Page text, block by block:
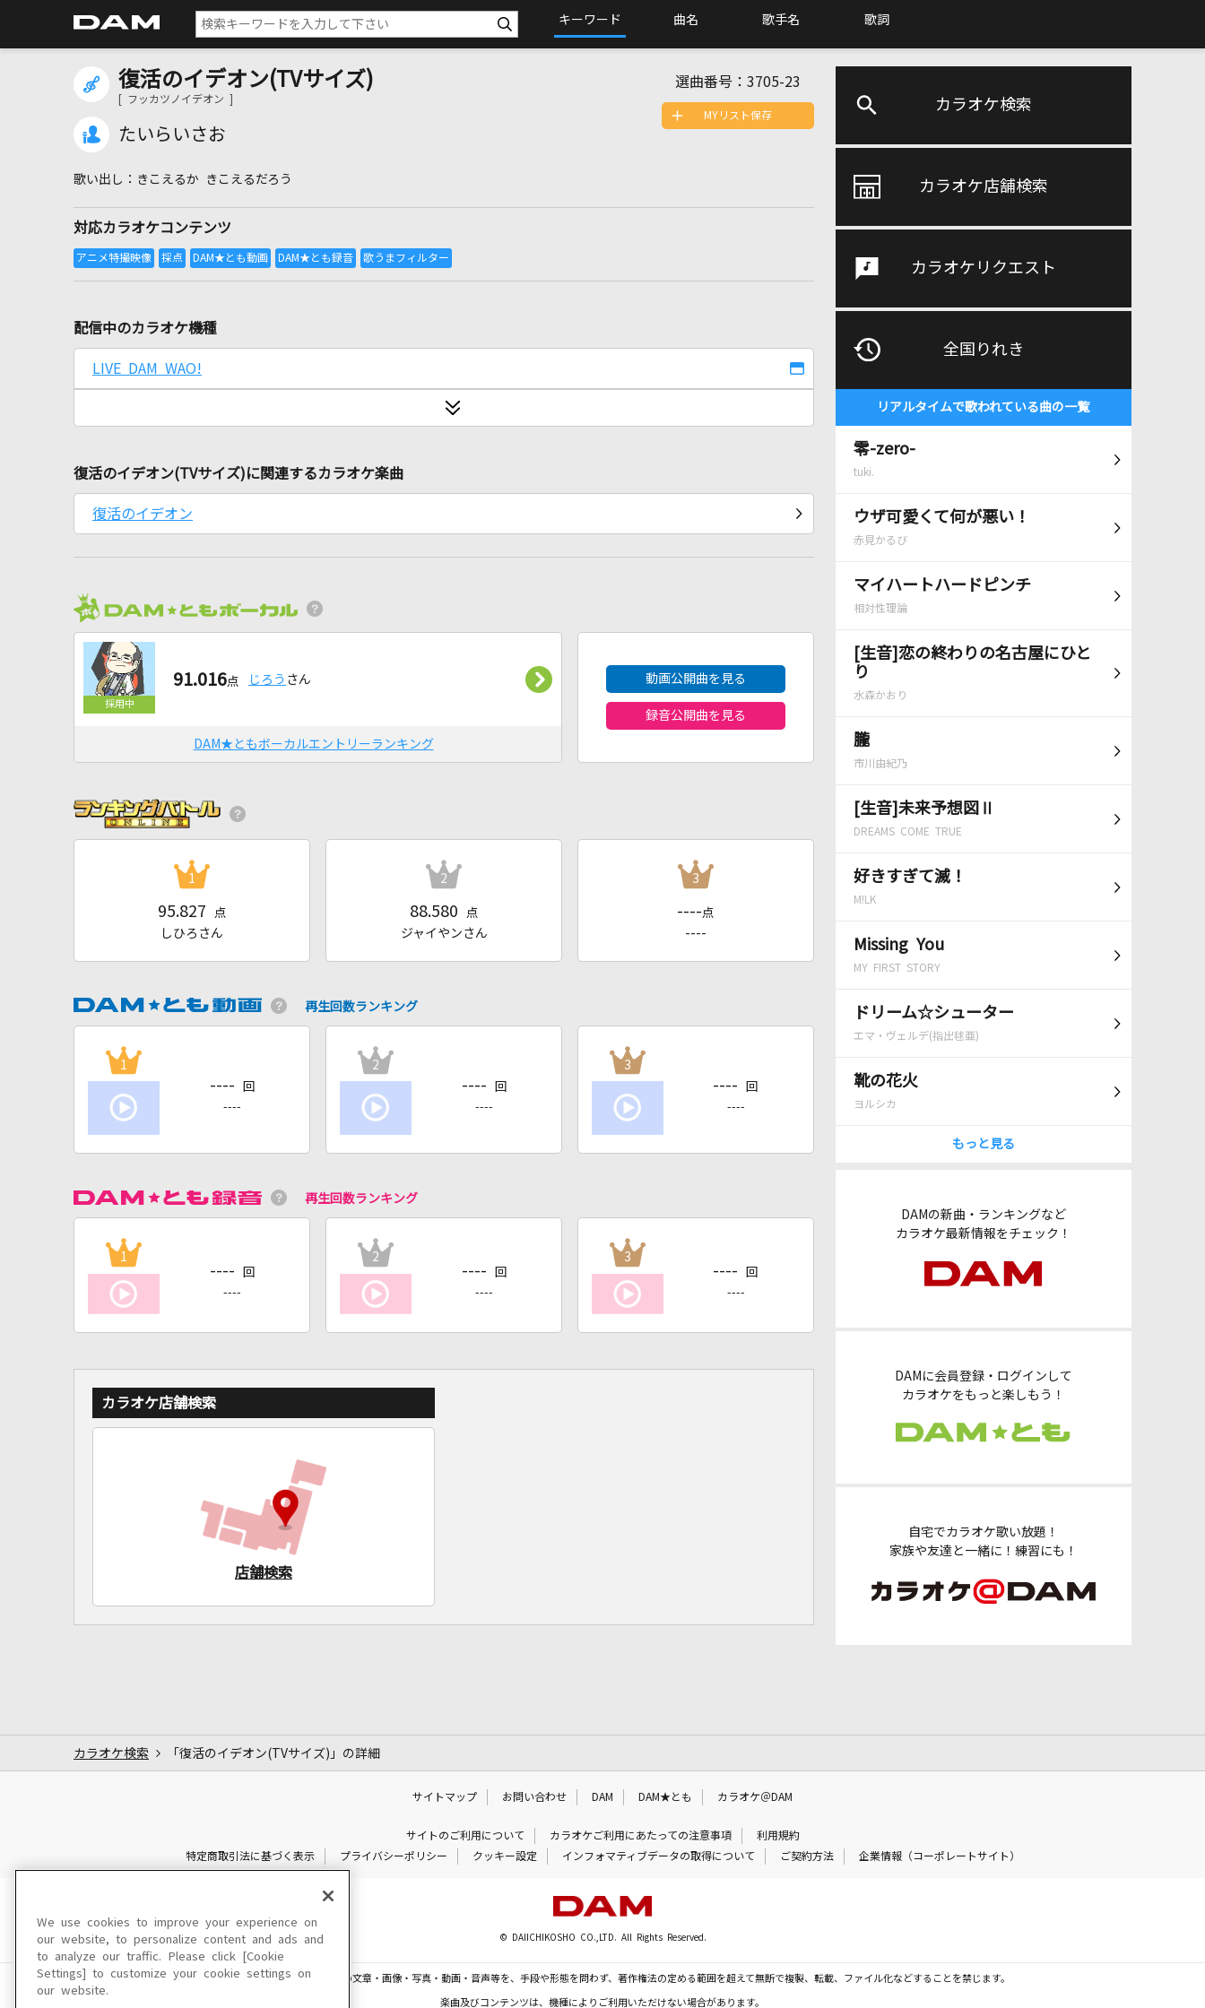
キーワード 曲名 歌手名 歌詞
カラオケ検索
カラオケ店舗検索
カラオケリクエスト
全国りれき
リアルタイムで歌われている曲の一覧
零-zero-
tuki.
ウザ可愛くて何が悪い！
赤見かるび
マイハートハードピンチ
相対性理論
[生音]恋の終わりの名古屋にひと
り
水森かおり
朧
市川由紀乃
[生音]未来予想図Ⅱ
DREAMS COME TRUE
好きすぎて滅！
M!LK
Missing You
MY FIRST STORY
ドリーム☆シューター
エマ・ヴェルデ(指出毬亜)
靴の花火
ヨルシカ
もっと見る
DAMの新曲・ランキングなど
カラオケ最新情報をチェック！
DAMに会員登録・ログインして
カラオケをもっと楽しもう！
自宅でカラオケ歌い放題！
家族や友達と一緒に！練習にも！
復活のイデオン(TVサイズ)
[ フッカツノイデオン ]
たいらいさお
選曲番号： 3705-23
きこえるか きこえるだろう
対応カラオケコンテンツ
MYリスト保存
配信中のカラオケ機種
LIVE DAM WAO!
復活のイデオン(TVサイズ)に関連するカラオケ楽曲
復活のイデオン
91.016点 じろう さん
DAM★ともボーカルエントリーランキング
動画公開曲を見る
録音公開曲を見る
1
95.827
点
しひろさん
2
88.580
点
ジャイやンさん
3
---- 点
----
再生回数ランキング
1
---- 回
----
2
---- 回
----
3
---- 回
----
再生回数ランキング
1
---- 回
----
2
---- 回
----
3
---- 回
----
カラオケ店舗検索
店舗検索
カラオケ検索 「復活のイデオン(TVサイズ)」の詳細
サイトマップ お問い合わせ DAM DAM★とも カラオケ＠DAM
サイトのご利用について カラオケご利用にあたっての注意事項
利用規約
特定商取引法に基づく表示
プライバシーポリシー クッキー設定 インフォマティブデータの取得について ご契約方法 企業情報（コーポレートサイト）
© DAIICHIKOSHO CO.,LTD. All Rights Reserved.
このサイトに掲載されている一切の文章・画像・写真・動画・音声等を、手段や形態を問わず、著作権法の定める範囲を超えて無断で複製、転載、ファイル化などすることを禁じます。
楽曲及びコンテンツは、機種によりご利用いただけない場合があります。
We use cookies to improve your experience on
our website, to personalize content and ads and
to analyze our traffic. Please click [Cookie
Settings] to customize your cookie settings on
our website.